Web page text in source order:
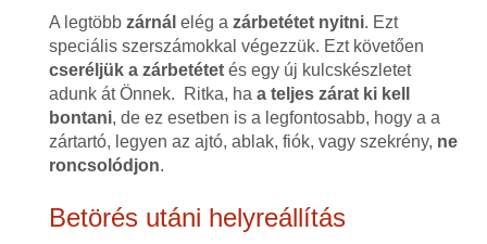
A legtöbb zárnál elég a zárbetétet nyitni. Ezt
speciális szerszámokkal végezzük. Ezt követően
cseréljük a zárbetétetés egy új kulcskészletet
adunk át Önnek. Ritka, ha a teljes zárat ki kell
bontani, de ez esetben is a legfontosabb, hogy a a
zártartó, legyen az ajtó, ablak, fiók, vagy szekrény, ne
roncsolódjon.
Betörés utáni helyreállítás